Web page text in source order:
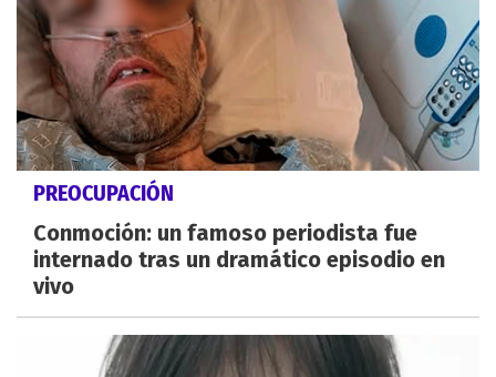
PREOCUPACIÓN
Conmoción: un famoso periodista fue
internado tras un dramático episodio en
vivo